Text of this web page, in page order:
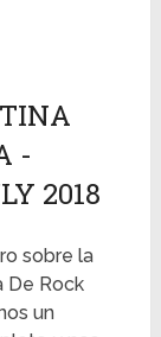
-
2018
sobre la
De Rock
un